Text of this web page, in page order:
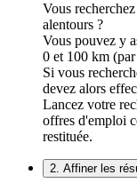
Vous
alentours ?
Vous pouvez y
0 et 100 km
Si vous
devez alors
Lancez votre
offres d'emploi
restituée.
2. Affiner les